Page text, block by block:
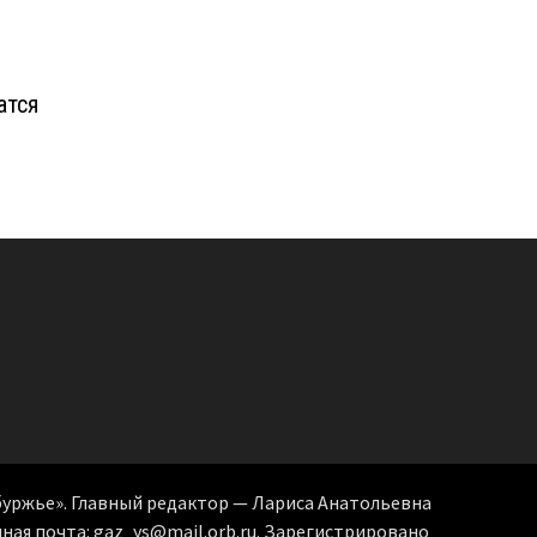
Главный редактор — Лариса Анатольевна
почта: gaz_ys@mail.orb.ru. Зарегистрировано